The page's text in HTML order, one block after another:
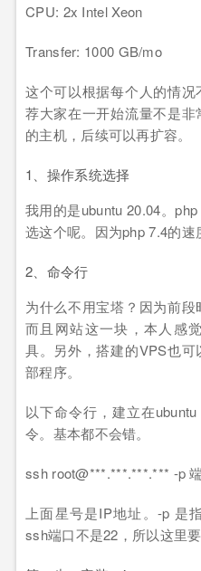
CPU: 2x Intel Xeon
Transfer: 1000 GB/mo
这个可以根据每个人的情
荐大家在一开始流量不是
的主机，后续可以再扩容。
1、操作系统选择
我用的是ubuntu 20.04。
选这个呢。因为php 7.4的速
2、命令行
为什么不用宝塔？因为前段
而且网站这一块，本人感
具。另外，搭建的VPS也
部程序。
以下命令行，建立在
令。基本都不会错。
ssh root@***.***.***.*** -p
上面星号是IP地址。-p 是
ssh端口不是22，所以这里要